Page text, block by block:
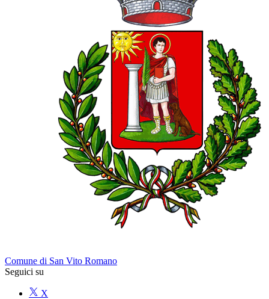
Comune di San Vito Romano
Seguici su
X